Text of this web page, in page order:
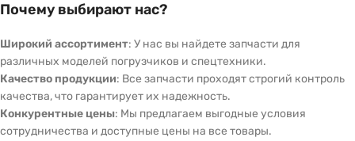
Почему выбирают нас?
Широкий ассортимент: У нас вы найдете запчасти для
различных моделей погрузчиков и спецтехники.
Качество продукции: Все запчасти проходят строгий контроль
качества, что гарантирует их надежность.
Конкурентные цены: Мы предлагаем выгодные условия
сотрудничества и доступные цены на все товары.